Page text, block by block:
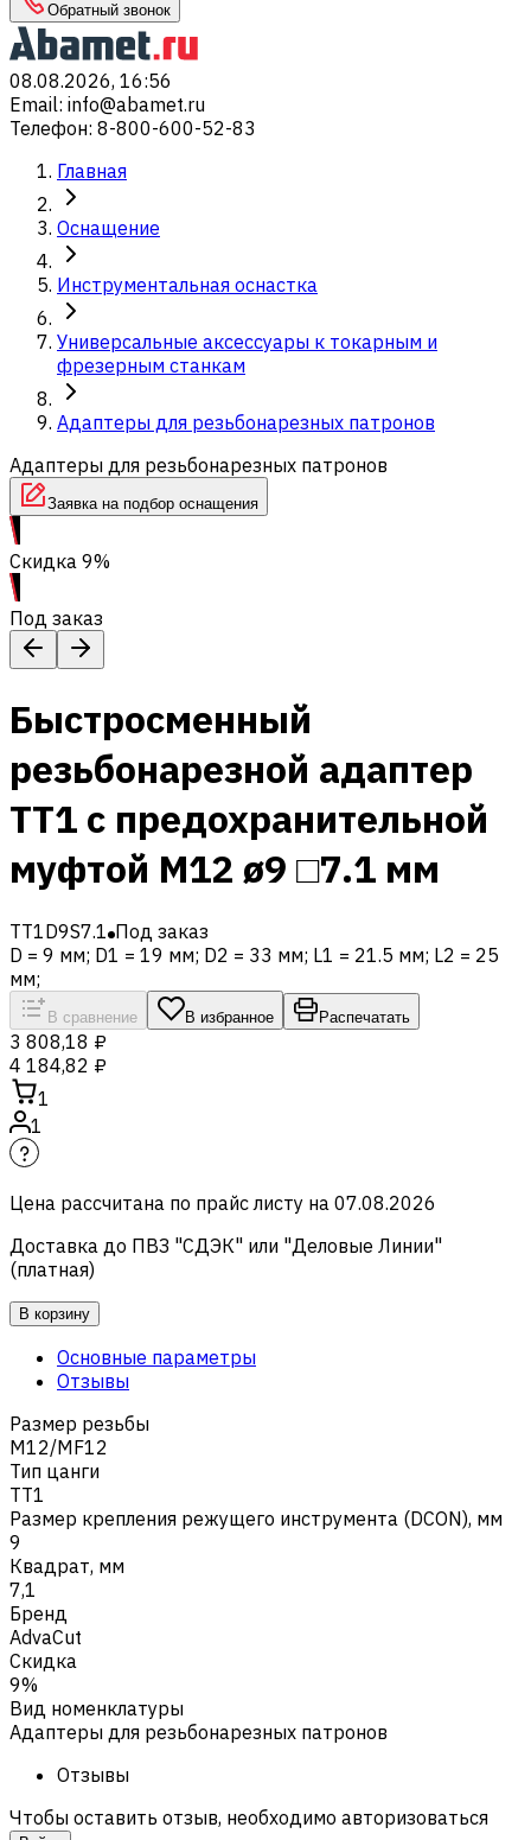
Обратный звонок
08.08.2026, 16:56
Email: info@abamet.ru
Телефон: 8-800-600-52-83
Главная
Оснащение
Инструментальная оснастка
Универсальные аксессуары к токарным и
фрезерным станкам
Адаптеры для резьбонарезных патронов
Адаптеры для резьбонарезных патронов
Заявка на подбор оснащения
Скидка 9%
Под заказ
Быстросменный
резьбонарезной адаптер
TT1 с предохранительной
муфтой M12 ø9 □7.1 мм
TT1D9S7.1 Под заказ
D = 9 мм; D1 = 19 мм; D2 = 33 мм; L1 = 21.5 мм; L2 = 25
мм;
В сравнение В избранное Распечатать
3 808,18 ₽
4 184,82 ₽
1
1
Цена рассчитана по прайс листу на 07.08.2026
Доставка до ПВЗ "СДЭК" или "Деловые Линии"
(платная)
В корзину
Основные параметры
Отзывы
Размер резьбы
M12/MF12
Тип цанги
TT1
Размер крепления режущего инструмента (DCON), мм
9
Квадрат, мм
7,1
Бренд
AdvaCut
Скидка
9%
Вид номенклатуры
Адаптеры для резьбонарезных патронов
Отзывы
Чтобы оставить отзыв, необходимо авторизоваться